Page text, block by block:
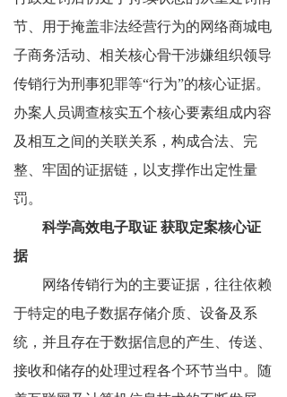
节、用于掩盖非法经营行为的网络商城电
子商务活动、相关核心骨干涉嫌组织领导
传销行为刑事犯罪等“行为”的核心证据。
办案人员调查核实五个核心要素组成内容
及相互之间的关联关系，构成合法、完
整、牢固的证据链，以支撑作出定性量
罚。
科学高效电子取证 获取定案核心证
据
网络传销行为的主要证据，往往依赖
于特定的电子数据存储介质、设备及系
统，并且存在于数据信息的产生、传送、
接收和储存的处理过程各个环节当中。随